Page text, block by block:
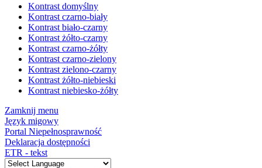
Kontrast domyślny
Kontrast czarno-biały
Kontrast biało-czarny
Kontrast żółto-czarny
Kontrast czarno-żółty
Kontrast czarno-zielony
Kontrast zielono-czarny
Kontrast żółto-niebieski
Kontrast niebiesko-żółty
Zamknij menu
Język migowy
Portal Niepełnosprawność
Deklaracja dostępności
ETR - tekst